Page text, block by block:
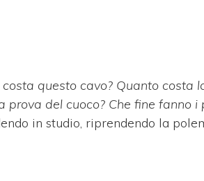
questo cavo? Quanto costa
prova del cuoco? Che fine fanno i
in studio, riprendendo la